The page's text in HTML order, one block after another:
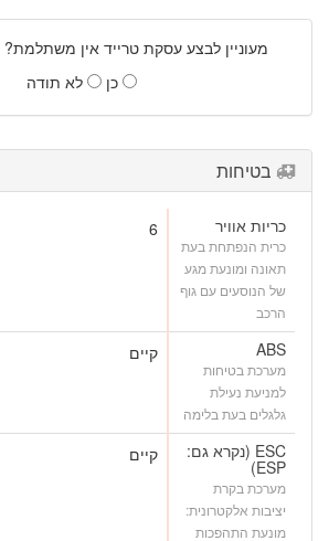
מעוניין לבצע עסקת טרייד אין
כן
לא תודה
בטיחות
כריות אוויר
כרית הנפתחת בעת
תאונה ומונעת מגע
של הנוסעים עם גוף
הרכב
6
ABS
מערכת בטיחות
למניעת נעילת
גלגלים בעת בלימה
קיים
ESC (נקרא גם:
ESP)
מערכת בקרת
יציבות אלקטרונית:
מונעת התהפכות
קיים